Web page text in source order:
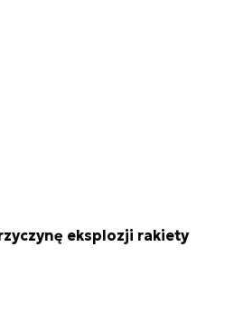
eksplozji rakiety